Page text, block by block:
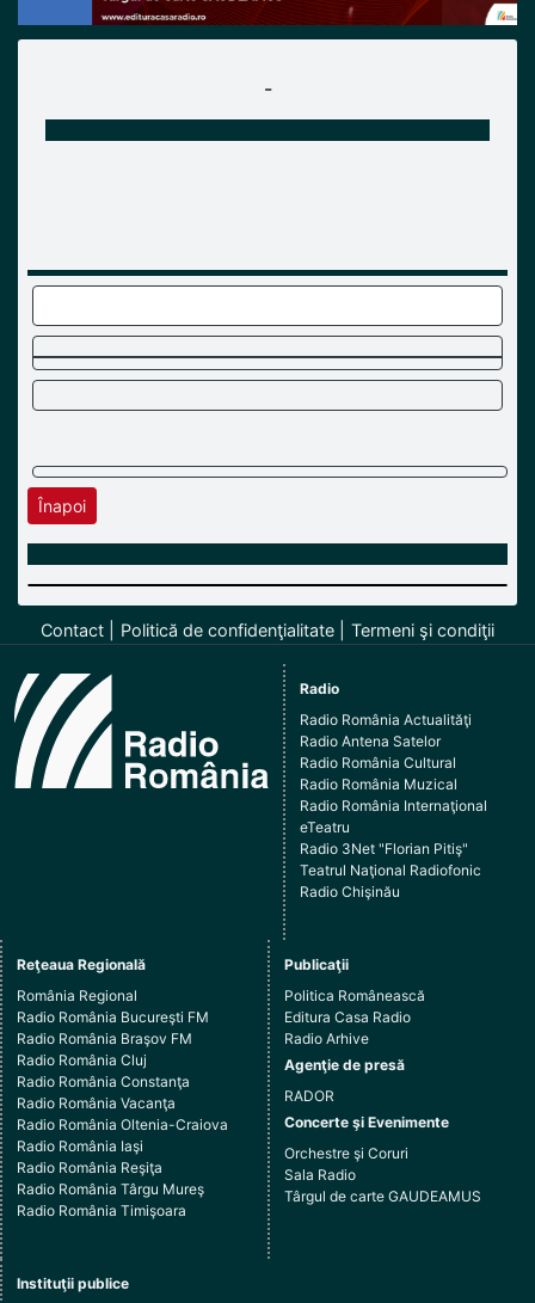
-
Înapoi
Contact Politică de confidenţialitate Termeni şi condiţii
Radio
Radio România Actualităţi
Radio Antena Satelor
Radio România Cultural
Radio România Muzical
Radio România Internaţional
eTeatru
Radio 3Net "Florian Pitiş"
Teatrul Naţional Radiofonic
Radio Chişinău
Reţeaua Regională
România Regional
Radio România Bucureşti FM
Radio România Braşov FM
Radio România Cluj
Radio România Constanţa
Radio România Vacanţa
Radio România Oltenia-Craiova
Radio România Iaşi
Radio România Reşiţa
Radio România Târgu Mureş
Radio România Timişoara
Publicaţii
Politica Românească
Editura Casa Radio
Radio Arhive
Agenţie de presă
RADOR
Concerte şi Evenimente
Orchestre şi Coruri
Sala Radio
Târgul de carte GAUDEAMUS
Instituţii publice